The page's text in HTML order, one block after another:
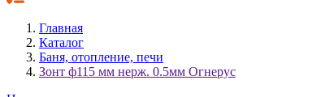
Главная
Каталог
Баня, отопление, печи
Зонт ф115 мм нерж. 0.5мм Огнерус